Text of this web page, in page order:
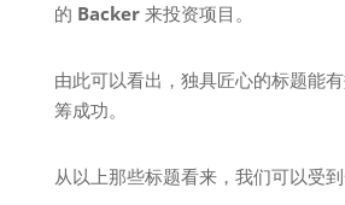
的 Backer 来投资项目。
由此可以看出，独具匠心的标题能
筹成功。
从以上那些标题看来，我们可以受到